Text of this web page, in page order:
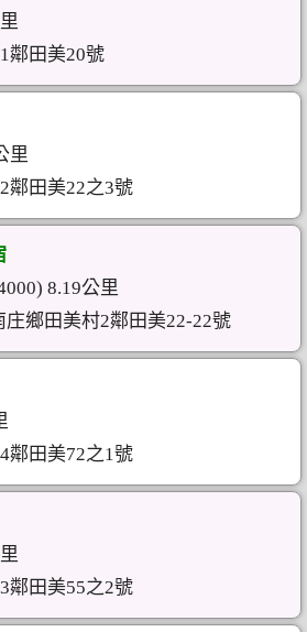
鄰田美20號
里
鄰田美22之3號
8.19公里
庄鄉田美村2鄰田美22-22號
鄰田美72之1號
鄰田美55之2號